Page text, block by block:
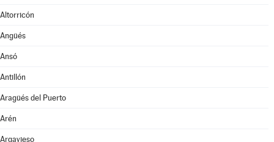
Altorricón
Angüés
Ansó
Antillón
Aragüés del Puerto
Arén
Argavieso